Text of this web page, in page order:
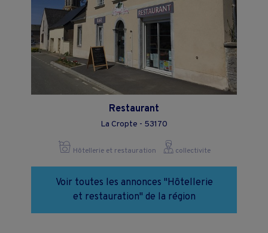
Restaurant
La Cropte - 53170
Hôtellerie et restauration collectivite
Voir toutes les annonces "Hôtellerie
et restauration" de la région